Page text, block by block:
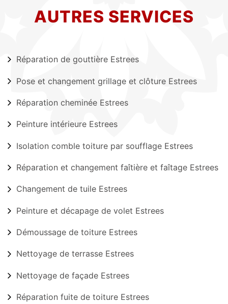
AUTRES SERVICES
Réparation de gouttière Estrees
Pose et changement grillage et clôture Estrees
Réparation cheminée Estrees
Peinture intérieure Estrees
Isolation comble toiture par soufflage Estrees
Réparation et changement faîtière et faîtage Estrees
Changement de tuile Estrees
Peinture et décapage de volet Estrees
Démoussage de toiture Estrees
Nettoyage de terrasse Estrees
Nettoyage de façade Estrees
Réparation fuite de toiture Estrees